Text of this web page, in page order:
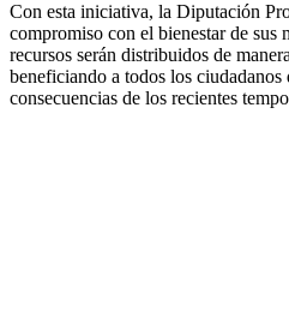
Con esta iniciativa, la Diputación
compromiso con el bienestar de sus
recursos serán distribuidos de
beneficiando a todos los ciudadanos
consecuencias de los recientes